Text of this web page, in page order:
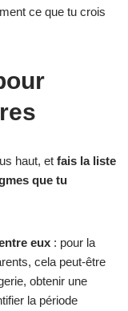
ce que tu crois
haut, et fais la liste
que tu
eux : pour la
cela peut-être
obtenir une
la période